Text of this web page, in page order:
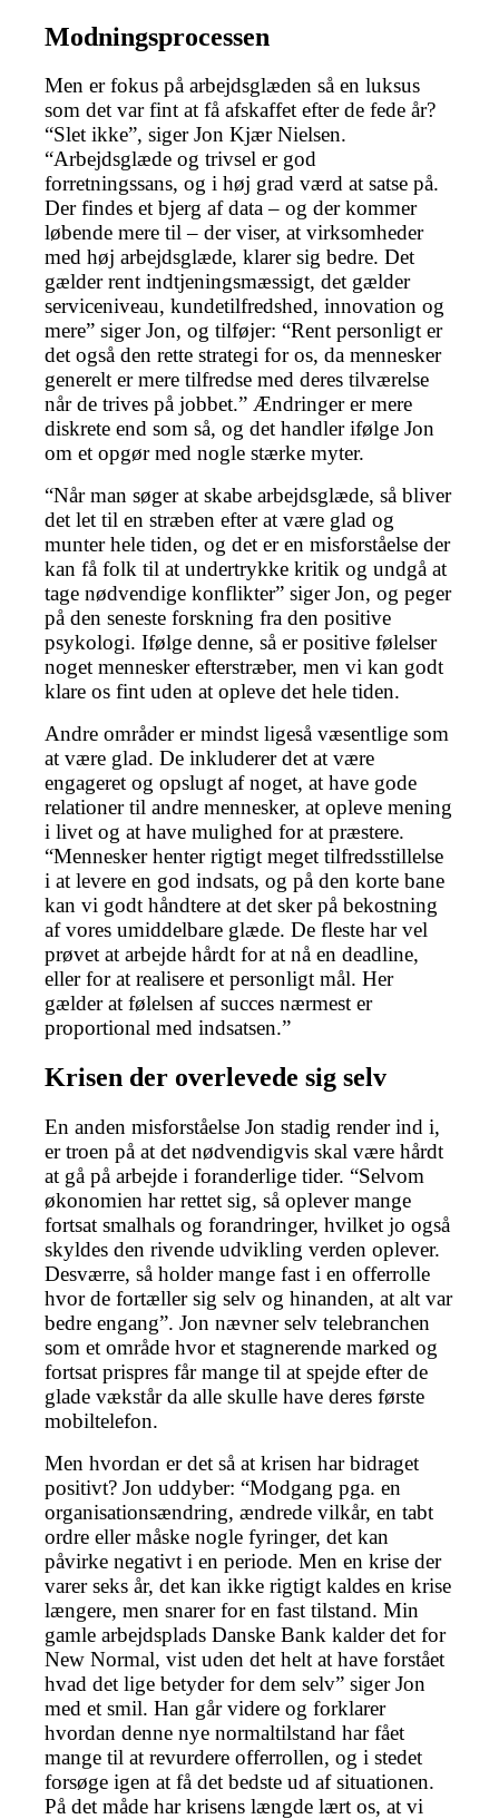
Modningsprocessen
Men er fokus på arbejdsglæden så en luksus
som det var fint at få afskaffet efter de fede år?
“Slet ikke”, siger Jon Kjær Nielsen.
“Arbejdsglæde og trivsel er god
forretningssans, og i høj grad værd at satse på.
Der findes et bjerg af data – og der kommer
løbende mere til – der viser, at virksomheder
med høj arbejdsglæde, klarer sig bedre. Det
gælder rent indtjeningsmæssigt, det gælder
serviceniveau, kundetilfredshed, innovation og
mere” siger Jon, og tilføjer: “Rent personligt er
det også den rette strategi for os, da mennesker
generelt er mere tilfredse med deres tilværelse
når de trives på jobbet.” Ændringer er mere
diskrete end som så, og det handler ifølge Jon
om et opgør med nogle stærke myter.
“Når man søger at skabe arbejdsglæde, så bliver
det let til en stræben efter at være glad og
munter hele tiden, og det er en misforståelse der
kan få folk til at undertrykke kritik og undgå at
tage nødvendige konflikter” siger Jon, og peger
på den seneste forskning fra den positive
psykologi. Ifølge denne, så er positive følelser
noget mennesker efterstræber, men vi kan godt
klare os fint uden at opleve det hele tiden.
Andre områder er mindst ligeså væsentlige som
at være glad. De inkluderer det at være
engageret og opslugt af noget, at have gode
relationer til andre mennesker, at opleve mening
i livet og at have mulighed for at præstere.
“Mennesker henter rigtigt meget tilfredsstillelse
i at levere en god indsats, og på den korte bane
kan vi godt håndtere at det sker på bekostning
af vores umiddelbare glæde. De fleste har vel
prøvet at arbejde hårdt for at nå en deadline,
eller for at realisere et personligt mål. Her
gælder at følelsen af succes nærmest er
proportional med indsatsen.”
Krisen der overlevede sig selv
En anden misforståelse Jon stadig render ind i,
er troen på at det nødvendigvis skal være hårdt
at gå på arbejde i foranderlige tider. “Selvom
økonomien har rettet sig, så oplever mange
fortsat smalhals og forandringer, hvilket jo også
skyldes den rivende udvikling verden oplever.
Desværre, så holder mange fast i en offerrolle
hvor de fortæller sig selv og hinanden, at alt var
bedre engang”. Jon nævner selv telebranchen
som et område hvor et stagnerende marked og
fortsat prispres får mange til at spejde efter de
glade vækstår da alle skulle have deres første
mobiltelefon.
Men hvordan er det så at krisen har bidraget
positivt? Jon uddyber: “Modgang pga. en
organisationsændring, ændrede vilkår, en tabt
ordre eller måske nogle fyringer, det kan
påvirke negativt i en periode. Men en krise der
varer seks år, det kan ikke rigtigt kaldes en krise
længere, men snarer for en fast tilstand. Min
gamle arbejdsplads Danske Bank kalder det for
New Normal, vist uden det helt at have forstået
hvad det lige betyder for dem selv” siger Jon
med et smil. Han går videre og forklarer
hvordan denne nye normaltilstand har fået
mange til at revurdere offerrollen, og i stedet
forsøge igen at få det bedste ud af situationen.
På det måde har krisens længde lært os, at vi